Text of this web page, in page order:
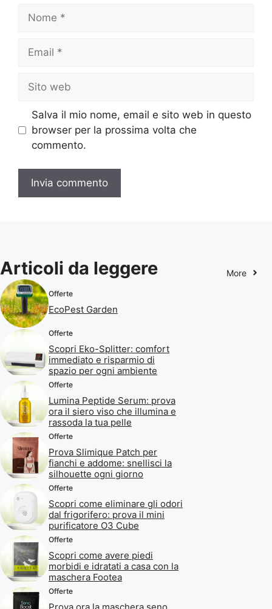
Nome
Email
Sito
web
Salva il mio nome, email e sito web in questo
browser per la prossima volta che
commento.
Articoli da leggere More
Offerte
EcoPest Garden
Offerte
Scopri Eko-Splitter: comfort
immediato e risparmio di
spazio per ogni ambiente
Offerte
Lumina Peptide Serum: prova
ora il siero viso che illumina e
rassoda la tua pelle
Offerte
Prova Slimique Patch per
fianchi e addome: snellisci la
silhouette ogni giorno
Offerte
Scopri come eliminare gli odori
dal frigorifero: prova il mini
purificatore O3 Cube
Offerte
Scopri come avere piedi
morbidi e idratati a casa con la
maschera Footea
Offerte
Prova ora la maschera seno